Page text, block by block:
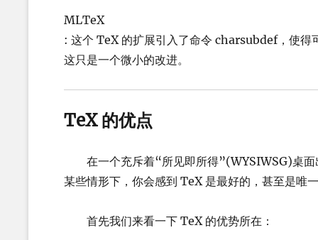
MLTeX
: 这个 TeX 的扩展引入了命令 charsubdef，使
这只是一个微小的改进。
TeX 的优点
在一个充斥着“所见即所得”(WYSIWSG)桌面
某些情形下，你会感到 TeX 是最好的，甚至是唯
首先我们来看一下 TeX 的优势所在：